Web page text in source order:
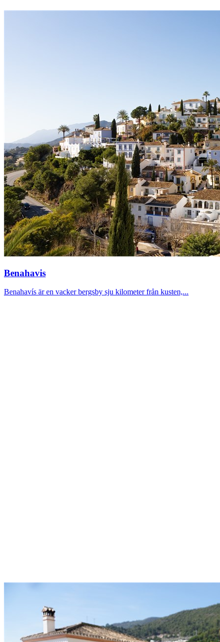
Benahavis
Benahavís är en vacker bergsby sju kilometer från kusten,...